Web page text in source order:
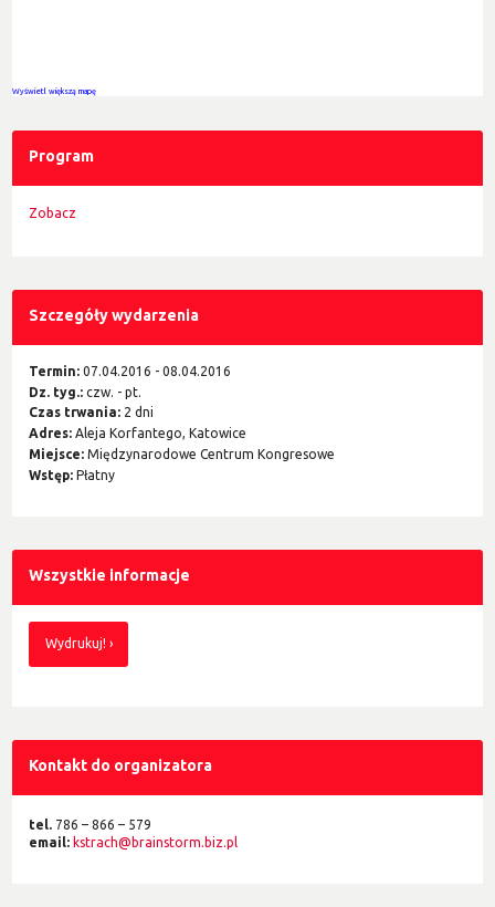
Wyświetl większą mapę
Program
Zobacz
Szczegóły wydarzenia
Termin: 07.04.2016 - 08.04.2016
Dz. tyg.: czw. - pt.
Czas trwania: 2 dni
Adres: Aleja Korfantego, Katowice
Miejsce: Międzynarodowe Centrum Kongresowe
Wstęp: Płatny
Wszystkie informacje
Wydrukuj!
Kontakt do organizatora
tel. 786 – 866 – 579
email: kstrach@brainstorm.biz.pl